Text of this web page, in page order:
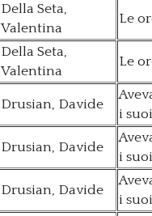
Della Seta,
Valentina
Le
Della Seta,
Valentina
Le
Drusian, Davide
i
Drusian, Davide
i
Drusian, Davide
i